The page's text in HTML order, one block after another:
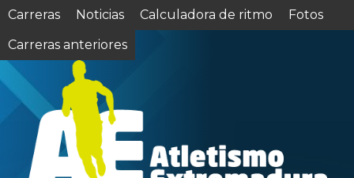
Carreras Noticias Calculadora de ritmo
Fotos
Carreras anteriores